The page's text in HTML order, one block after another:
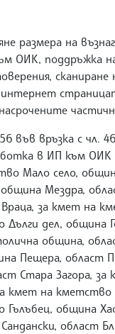
размера на
ОИК, поддръжка
във връзка с чл.
в ИП към ОИК
Мало село,
Мездра,
за кмет на
дел, община
община,
Пещера, област
Стара Загора,
кмет на
община
област